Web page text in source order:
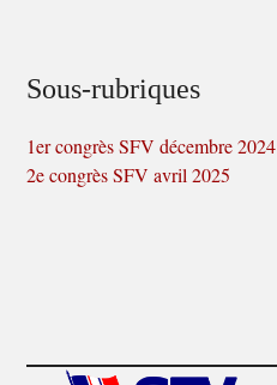
Sous-rubriques
1er congrès SFV décembre 2024
2e congrès SFV avril 2025